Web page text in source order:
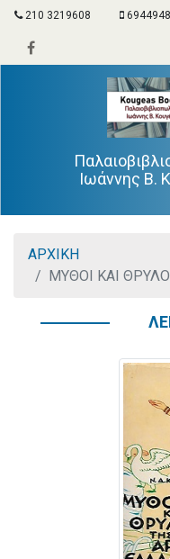
210 3219608
Ιωάννης Β.
ΑΡΧΙΚΗ
ΜΥΘΟΙ ΚΑΙ